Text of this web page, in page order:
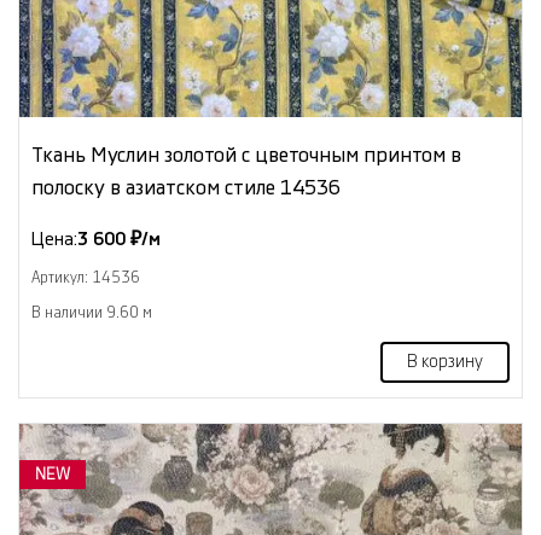
Ткань Муслин золотой с цветочным принтом в
полоску в азиатском стиле 14536
Цена:3 600 ₽/м
Артикул: 14536
В наличии 9.60 м
В корзину
NEW